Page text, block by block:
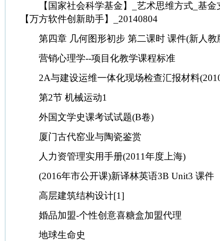
【国家社会科学基金】_艺术思维方式_基金
【万方软件创新助手】_20140804
第四章 几何图形初步 第二课时 课件(新人教
营销心理学--项目化教学课程标准
2A与建设运维一体化现场检查汇报材料
第2节 机械运动1
外国文学史课考试试题(B卷)
厦门古代窑业与陶瓷鉴赏
人力资管理实用手册(2011年度上海)
(2016年市公开课)新译林英语3B Unit3 课件
高层建筑结构设计[1]
婚品加盟-个性创意喜糖盒加盟代理
地球生命史